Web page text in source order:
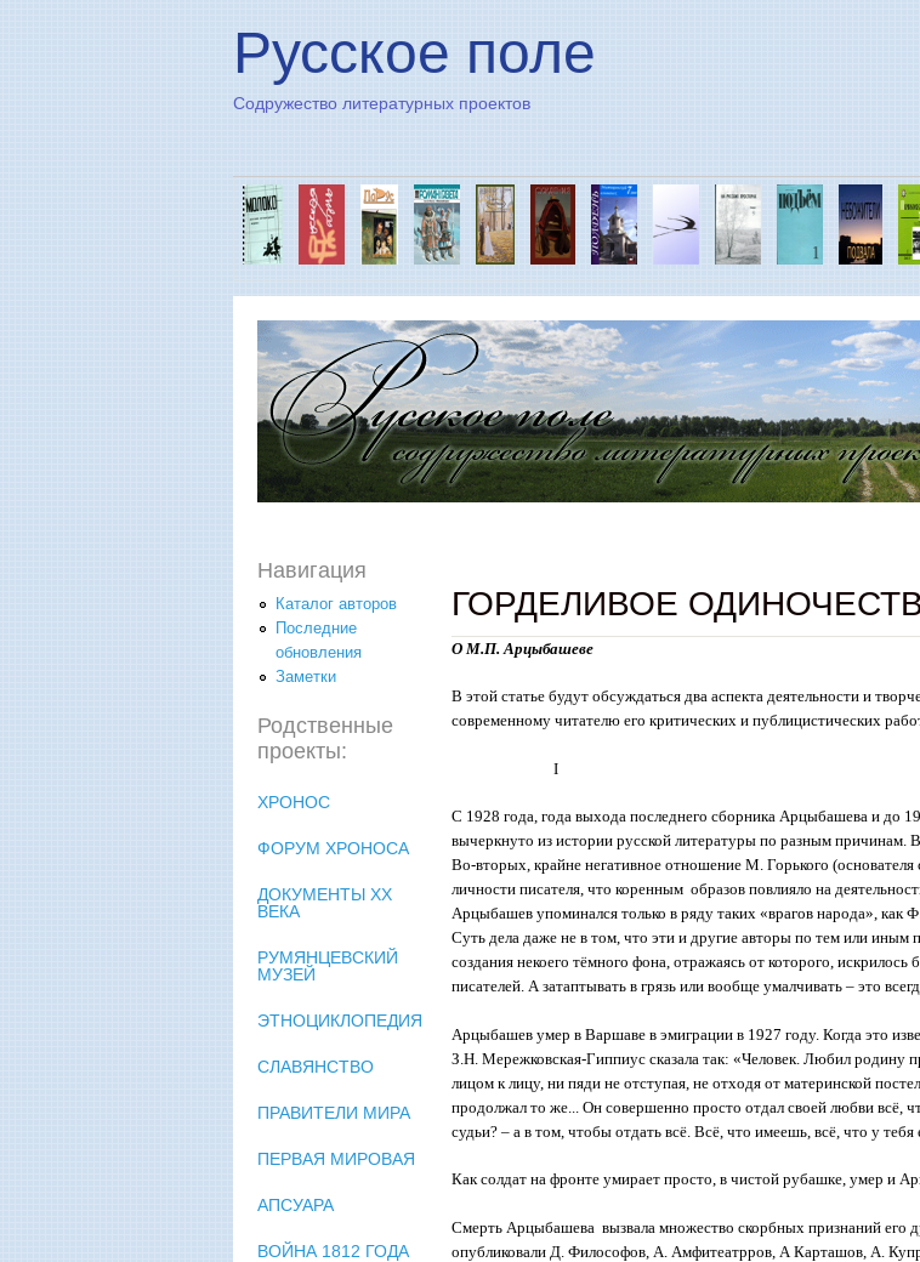
Русское поле
Содружество литературных проектов
ГОРДЕЛИВОЕ
О М.П. Арцыбашеве
В этой статье будут обсуждаться два аспекта деятельности и
современному читателю его критических и публицистических
I
С 1928 года, года выхода последнего сборника Арцыбашева и
вычеркнуто из истории русской литературы по разным причинам.
Во-вторых, крайне негативное отношение М. Горького (основателя
личности писателя, что коренным образов повлияло на
Арцыбашев упоминался только в ряду таких «врагов народа»,
Суть дела даже не в том, что эти и другие авторы по тем или иным
создания некоего тёмного фона, отражаясь от которого,
писателей. А затаптывать в грязь или вообще умалчивать – это
Арцыбашев умер в Варшаве в эмиграции в 1927 году. Когда это
З.Н. Мережковская-Гиппиус сказала так: «Человек. Любил родину
лицом к лицу, ни пяди не отступая, не отходя от материнской
продолжал то же... Он совершенно просто отдал своей любви всё,
судьи? – а в том, чтобы отдать всё. Всё, что имеешь, всё, что у
Как солдат на фронте умирает просто, в чистой рубашке, умер и
Смерть Арцыбашева вызвала множество скорбных признаний его
опубликовали Д. Философов, А. Амфитеатрров, А Карташов, А.
Навигация
Каталог авторов
Последние
обновления
Заметки
Родственные
проекты:
ХРОНОС
ФОРУМ ХРОНОСА
ДОКУМЕНТЫ XX
ВЕКА
РУМЯНЦЕВСКИЙ
МУЗЕЙ
ЭТНОЦИКЛОПЕДИЯ
СЛАВЯНСТВО
ПРАВИТЕЛИ МИРА
ПЕРВАЯ МИРОВАЯ
АПСУАРА
ВОЙНА 1812 ГОДА